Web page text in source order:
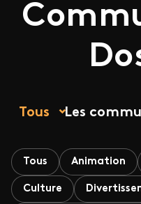
Tous Les
Tous Animation
Culture